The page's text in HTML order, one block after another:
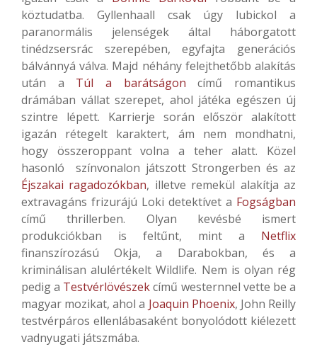
köztudatba. Gyllenhaall csak úgy lubickol a
paranormális jelenségek által háborgatott
tinédzsersrác szerepében, egyfajta generációs
bálvánnyá válva. Majd néhány felejthetőbb alakítás
után a Túl a barátságon című romantikus
drámában vállat szerepet, ahol játéka egészen új
szintre lépett. Karrierje során először alakított
igazán rétegelt karaktert, ám nem mondhatni,
hogy összeroppant volna a teher alatt. Közel
hasonló színvonalon játszott Strongerben és az
Éjszakai ragadozókban, illetve remekül alakítja az
extravagáns frizurájú Loki detektívet a Fogságban
című thrillerben. Olyan kevésbé ismert
produkciókban is feltűnt, mint a Netflix
finanszírozású Okja, a Darabokban, és a
kriminálisan alulértékelt Wildlife. Nem is olyan rég
pedig a Testvérlövészekcímű westernnel vette be a
magyar mozikat, ahol a Joaquin Phoenix, John Reilly
testvérpáros ellenlábasaként bonyolódott kiélezett
vadnyugati játszmába.